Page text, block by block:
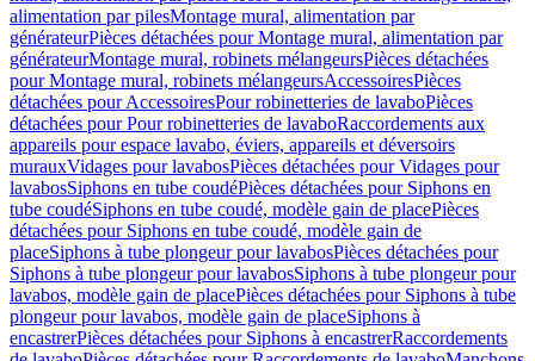
alimentation par pilesMontage mural, alimentation par
générateurPièces détachées pour Montage mural, alimentation par
générateurMontage mural, robinets mélangeursPièces détachées
pour Montage mural, robinets mélangeursAccessoiresPièces
détachées pour AccessoiresPour robinetteries de lavaboPièces
détachées pour Pour robinetteries de lavaboRaccordements aux
appareils pour espace lavabo, éviers, appareils et déversoirs
murauxVidages pour lavabosPièces détachées pour Vidages pour
lavabosSiphons en tube coudéPièces détachées pour Siphons en
tube coudéSiphons en tube coudé, modèle gain de placePièces
détachées pour Siphons en tube coudé, modèle gain de
placeSiphons à tube plongeur pour lavabosPièces détachées pour
Siphons à tube plongeur pour lavabosSiphons à tube plongeur pour
lavabos, modèle gain de placePièces détachées pour Siphons à tube
plongeur pour lavabos, modèle gain de placeSiphons à
encastrerPièces détachées pour Siphons à encastrerRaccordements